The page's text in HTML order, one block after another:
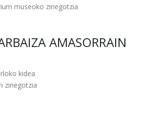
museoko zinegotzia
AMASORRAIN
kidea
zinegotzia